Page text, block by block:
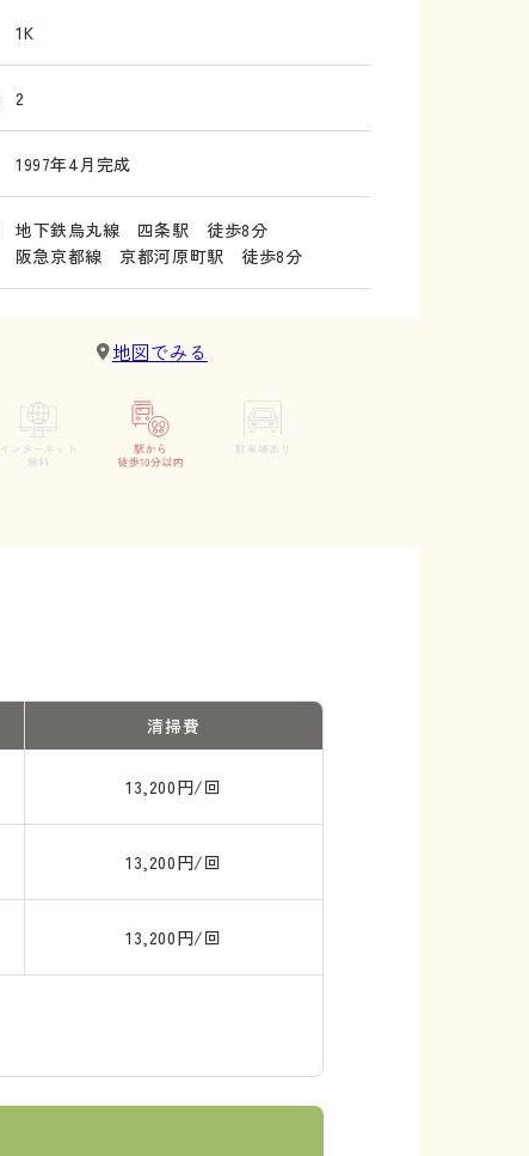
1K
2
1997年4月完成
地下鉄烏丸線 四条駅 徒歩8分
阪急京都線 京都河原町駅 徒歩8分
地図でみる
清掃費
13,200円/回
13,200円/回
13,200円/回